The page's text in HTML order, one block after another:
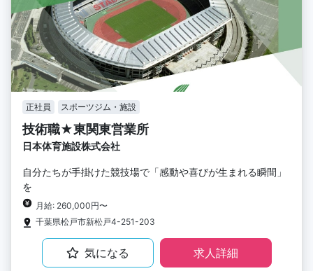
正社員 スポーツジム・施設
技術職★東関東営業所
日本体育施設株式会社
自分たちが手掛けた競技場で「感動や喜びが生まれる瞬間」
を
月給: 260,000円〜
千葉県松戸市新松戸4-251-203
気になる 求人詳細